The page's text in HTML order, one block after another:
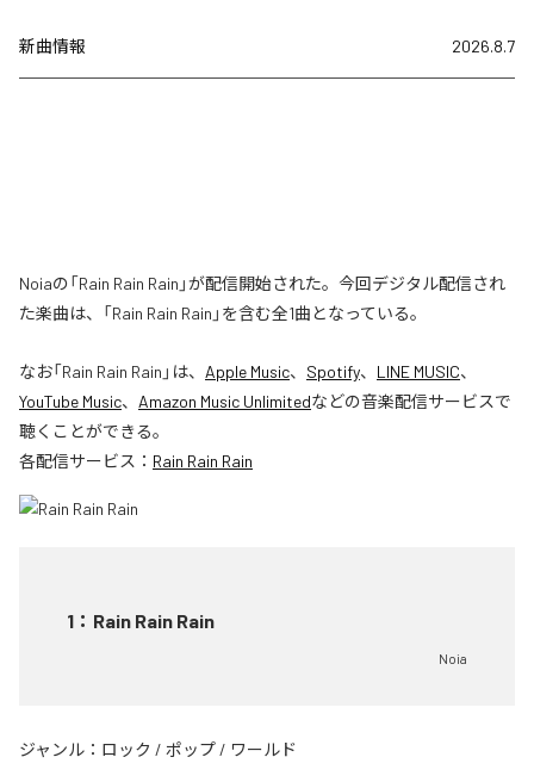
新曲情報 2026.8.7
Noiaの「Rain Rain Rain」が配信開始された。今回デジタル配信され
た楽曲は、「Rain Rain Rain」を含む全1曲となっている。
なお「Rain Rain Rain 」は、 Apple Music、 Spotify、 LINE MUSIC、
YouTube Music、 Amazon Music Unlimitedなどの音楽配信サービスで
聴くことができる。
各配信サービス： Rain Rain Rain
1 ： Rain Rain Rain
Noia
ジャンル： ロック / ポップ / ワールド